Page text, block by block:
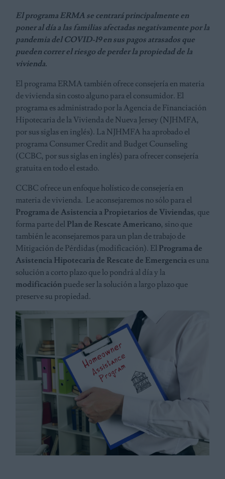
El programa ERMA se centrará principalmente en
poner al día a las familias afectadas negativamente por la
pandemia del COVID-19 en sus pagos atrasados que
pueden correr el riesgo de perder la propiedad de la
vivienda.
El programa ERMA también ofrece consejería en materia
de vivienda sin costo alguno para el consumidor. El
programa es administrado por la Agencia de Financiación
Hipotecaria de la Vivienda de Nueva Jersey (NJHMFA,
por sus siglas en inglés). La NJHMFA ha aprobado el
programa Consumer Credit and Budget Counseling
(CCBC, por sus siglas en inglés) para ofrecer consejería
gratuita en todo el estado.
CCBC ofrece un enfoque holístico de consejería en
materia de vivienda. Le aconsejaremos no sólo para el
Programa de Asistencia a Propietarios de Viviendas, que
forma parte del Plan de Rescate Americano, sino que
también le aconsejaremos para un plan de trabajo de
Mitigación de Pérdidas (modificación). El Programa de
Asistencia Hipotecaria de Rescate de Emergencia es una
solución a corto plazo que lo pondrá al día y la
modificación puede ser la solución a largo plazo que
preserve su propiedad.